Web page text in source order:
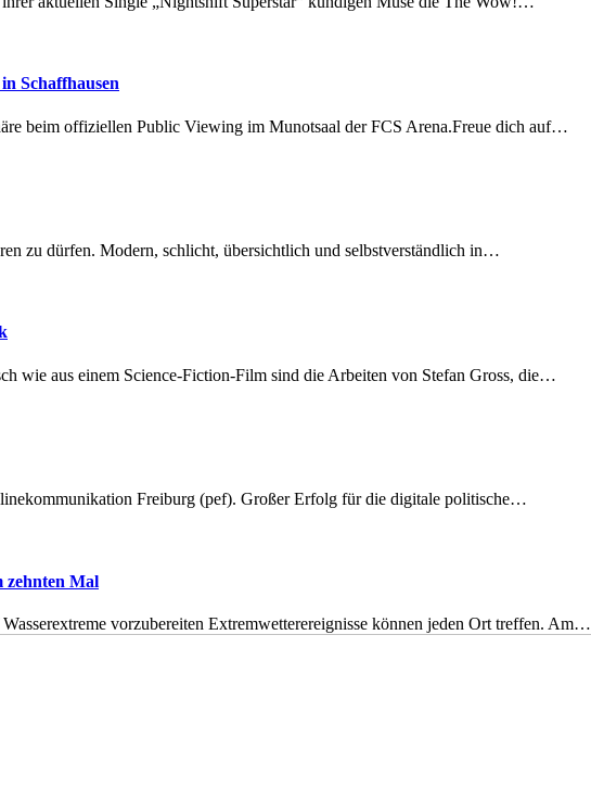
Schaffhausen
beim offiziellen Public Viewing im Munotsaal der FCS Arena.Freue dich auf…
zu dürfen. Modern, schlicht, übersichtlich und selbstverständlich in…
wie aus einem Science-Fiction-Film sind die Arbeiten von Stefan Gross, die…
Freiburg (pef). Großer Erfolg für die digitale politische…
zehnten Mal
vorzubereiten Extremwetterereignisse können jeden Ort treffen. Am…